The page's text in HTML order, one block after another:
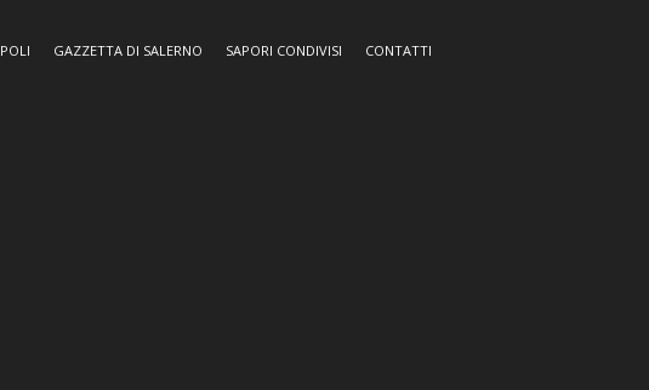
GAZZETTA DI SALERNO SAPORI CONDIVISI
CONTATTI